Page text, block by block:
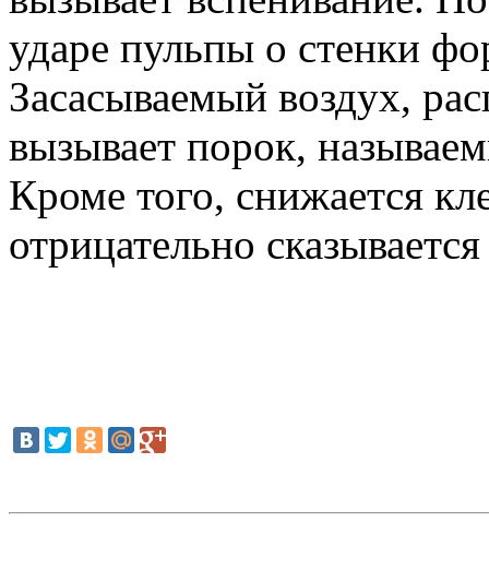
ударе пульпы о стенки
Засасываемый воздух,
вызывает порок,
Кроме того, снижается
отрицательно